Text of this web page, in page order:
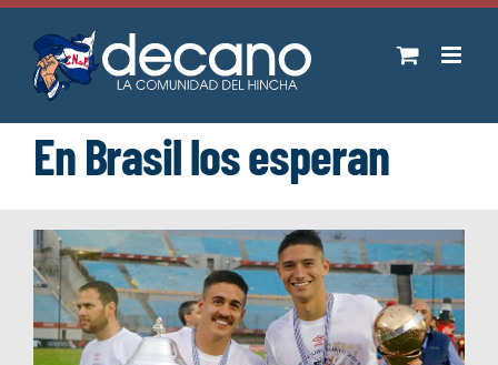
Saltar
contenido
En Brasil los esperan